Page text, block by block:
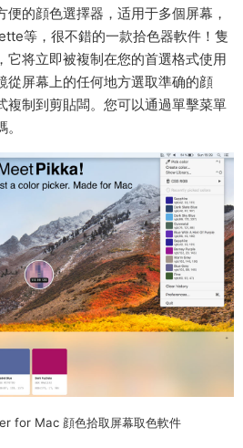
便的顔色選擇器，适用于多個屏幕，
等，很不錯的一款拾色器軟件！隻
它将立即被複制在您的首選格式使用
從屏幕上的任何地方選取準确的顔
複制到剪貼闆。您可以通過單擊菜單
for Mac 顔色拾取屏幕取色軟件